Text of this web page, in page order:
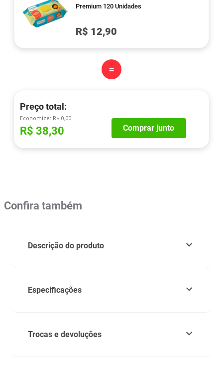
Premium 120 Unidades
R$ 12,90
=
Preço total:
Economize: R$ 0,00
R$ 38,30 Comprar junto
Confira também
Descrição do produto
Especificações
Trocas e devoluções